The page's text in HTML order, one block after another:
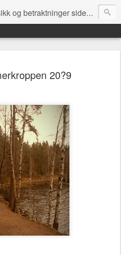
og betraktninger siden 2008
20?9